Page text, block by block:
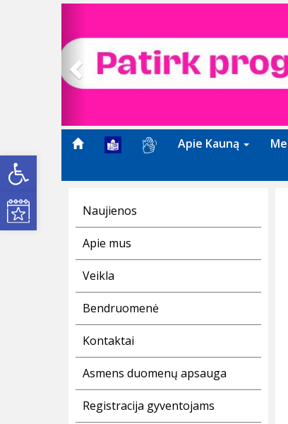
Open toolbar
Kultūros renginiai
Apie Kauną
Naujienos
Apie mus
Veikla
Bendruomenė
Kontaktai
Asmens duomenų apsauga
Registracija gyventojams